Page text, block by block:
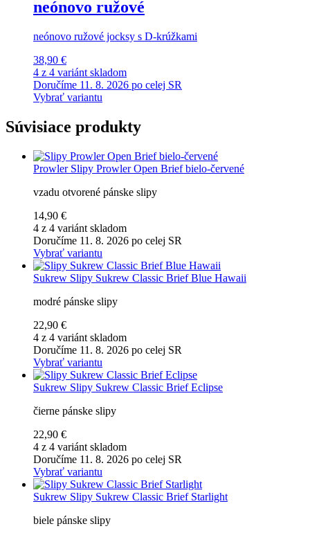
neónovo ružové
neónovo ružové jocksy s D-krúžkami
38,90 €
4 z 4 variánt skladom
Doručíme 11. 8. 2026 po celej SR
Vybrať variantu
Súvisiace produkty
Prowler Slipy Prowler Open Brief bielo-červené
vzadu otvorené pánske slipy
14,90 €
4 z 4 variánt skladom
Doručíme 11. 8. 2026 po celej SR
Vybrať variantu
Sukrew Slipy Sukrew Classic Brief Blue Hawaii
modré pánske slipy
22,90 €
4 z 4 variánt skladom
Doručíme 11. 8. 2026 po celej SR
Vybrať variantu
Sukrew Slipy Sukrew Classic Brief Eclipse
čierne pánske slipy
22,90 €
4 z 4 variánt skladom
Doručíme 11. 8. 2026 po celej SR
Vybrať variantu
Sukrew Slipy Sukrew Classic Brief Starlight
biele pánske slipy